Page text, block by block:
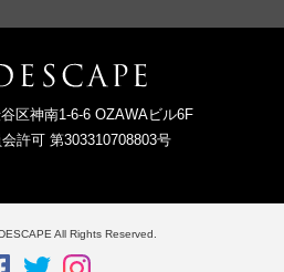
区神南1-6-6 OZAWAビル6F
許可 第303310708803号
All Rights Reserved.